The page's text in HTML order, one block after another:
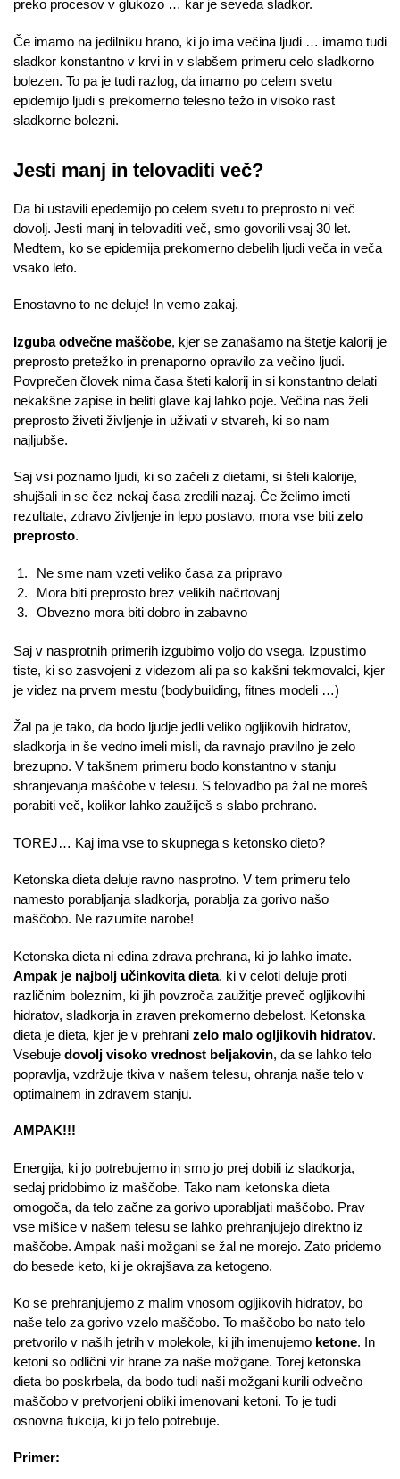
preko procesov v glukozo … kar je seveda sladkor.
Če imamo na jedilniku hrano, ki jo ima večina ljudi … imamo tudi
sladkor konstantno v krvi in v slabšem primeru celo sladkorno
bolezen. To pa je tudi razlog, da imamo po celem svetu
epidemijo ljudi s prekomerno telesno težo in visoko rast
sladkorne bolezni.
Jesti manj in telovaditi več?
Da bi ustavili epedemijo po celem svetu to preprosto ni več
dovolj. Jesti manj in telovaditi več, smo govorili vsaj 30 let.
Medtem, ko se epidemija prekomerno debelih ljudi veča in veča
vsako leto.
Enostavno to ne deluje! In vemo zakaj.
Izguba odvečne maščobe, kjer se zanašamo na štetje kalorij je
preprosto pretežko in prenaporno opravilo za večino ljudi.
Povprečen človek nima časa šteti kalorij in si konstantno delati
nekakšne zapise in beliti glave kaj lahko poje. Večina nas želi
preprosto živeti življenje in uživati v stvareh, ki so nam
najljubše.
Saj vsi poznamo ljudi, ki so začeli z dietami, si šteli kalorije,
shujšali in se čez nekaj časa zredili nazaj. Če želimo imeti
rezultate, zdravo življenje in lepo postavo, mora vse biti zelo
preprosto.
Ne sme nam vzeti veliko časa za pripravo
Mora biti preprosto brez velikih načrtovanj
Obvezno mora biti dobro in zabavno
Saj v nasprotnih primerih izgubimo voljo do vsega. Izpustimo
tiste, ki so zasvojeni z videzom ali pa so kakšni tekmovalci, kjer
je videz na prvem mestu (bodybuilding, fitnes modeli …)
Žal pa je tako, da bodo ljudje jedli veliko ogljikovih hidratov,
sladkorja in še vedno imeli misli, da ravnajo pravilno je zelo
brezupno. V takšnem primeru bodo konstantno v stanju
shranjevanja maščobe v telesu. S telovadbo pa žal ne moreš
porabiti več, kolikor lahko zaužiješ s slabo prehrano.
TOREJ… Kaj ima vse to skupnega s ketonsko dieto?
Ketonska dieta deluje ravno nasprotno. V tem primeru telo
namesto porabljanja sladkorja, porablja za gorivo našo
maščobo. Ne razumite narobe!
Ketonska dieta ni edina zdrava prehrana, ki jo lahko imate.
Ampak je najbolj učinkovita dieta, ki v celoti deluje proti
različnim boleznim, ki jih povzroča zaužitje preveč ogljikovihi
hidratov, sladkorja in zraven prekomerno debelost. Ketonska
dieta je dieta, kjer je v prehrani zelo malo ogljikovih hidratov.
Vsebuje dovolj visoko vrednost beljakovin, da se lahko telo
popravlja, vzdržuje tkiva v našem telesu, ohranja naše telo v
optimalnem in zdravem stanju.
AMPAK!!!
Energija, ki jo potrebujemo in smo jo prej dobili iz sladkorja,
sedaj pridobimo iz maščobe. Tako nam ketonska dieta
omogoča, da telo začne za gorivo uporabljati maščobo. Prav
vse mišice v našem telesu se lahko prehranjujejo direktno iz
maščobe. Ampak naši možgani se žal ne morejo. Zato pridemo
do besede keto, ki je okrajšava za ketogeno.
Ko se prehranjujemo z malim vnosom ogljikovih hidratov, bo
naše telo za gorivo vzelo maščobo. To maščobo bo nato telo
pretvorilo v naših jetrih v molekole, ki jih imenujemo ketone. In
ketoni so odlični vir hrane za naše možgane. Torej ketonska
dieta bo poskrbela, da bodo tudi naši možgani kurili odvečno
maščobo v pretvorjeni obliki imenovani ketoni. To je tudi
osnovna fukcija, ki jo telo potrebuje.
Primer: